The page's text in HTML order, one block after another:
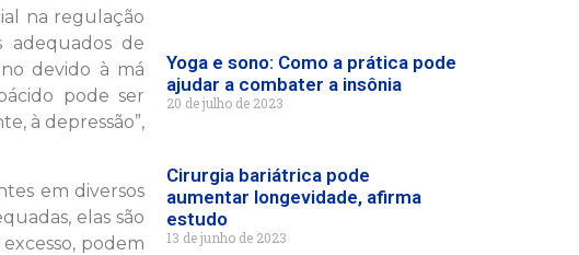
na regulação
adequados de
devido à má
pode ser
à depressão”,
em diversos
elas são
podem
Yoga e sono: Como a prática pode
ajudar a combater a insônia
20 de julho de 2023
Cirurgia bariátrica pode
aumentar longevidade, afirma
estudo
13 de junho de 2023